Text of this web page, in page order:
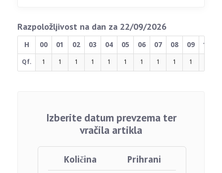
Razpoložljivost na dan za 22/09/2026
H 00 01 02 03 04 05 06 07 08 09 10
Qf. 1 1 1 1 1 1 1 1 1 1
Izberite datum prevzema ter
vračila artikla
Količina Prihrani